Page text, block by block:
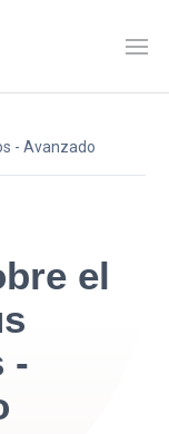
- Avanzado
el
-